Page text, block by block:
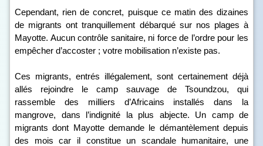
Cependant, rien de concret, puisque ce matin des dizaines
de migrants ont tranquillement débarqué sur nos plages à
Mayotte. Aucun contrôle sanitaire, ni force de l’ordre pour les
empêcher d’accoster ; votre mobilisation n’existe pas.
Ces migrants, entrés illégalement, sont certainement déjà
allés rejoindre le camp sauvage de Tsoundzou, qui
rassemble des milliers d’Africains installés dans la
mangrove, dans l’indignité la plus abjecte. Un camp de
migrants dont Mayotte demande le démantèlement depuis
des mois car il constitue un scandale humanitaire, une